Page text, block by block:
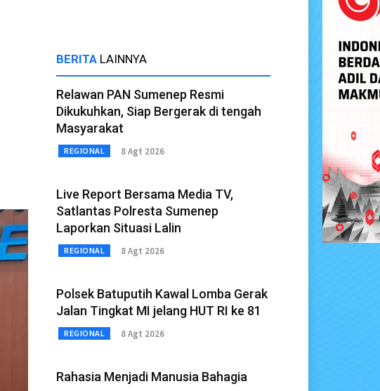
BERITA LAINNYA
Relawan PAN Sumenep Resmi
Dikukuhkan, Siap Bergerak di tengah
Masyarakat
REGIONAL 8 Agt 2026
Live Report Bersama Media TV,
Satlantas Polresta Sumenep
Laporkan Situasi Lalin
REGIONAL 8 Agt 2026
Polsek Batuputih Kawal Lomba Gerak
Jalan Tingkat MI jelang HUT RI ke 81
REGIONAL 8 Agt 2026
Rahasia Menjadi Manusia Bahagia